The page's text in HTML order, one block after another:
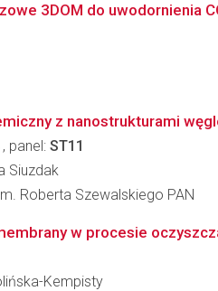
3DOM do uwodornienia
z nanostrukturami
, panel: ST11
Siuzdak
Roberta Szewalskiego PAN
w procesie
Kempisty